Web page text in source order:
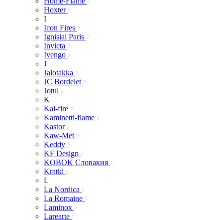
Hoxter
I
Icon Fires
Ignisial Paris
Invicta
Ivengo
J
Jalotakka
JC Bordelet
Jotul
K
Kal-fire
Kaminetti-flame
Kastor
Kaw-Met
Keddy
KF Design
KOBOK Словакия
Kratki
L
La Nordica
La Romaine
Laminox
Larearte